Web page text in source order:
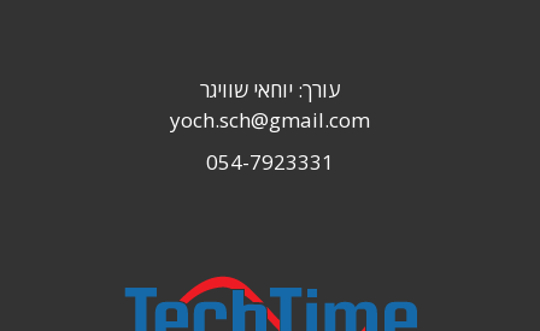
עורך: יוחאי שוויגר
yoch.sch@gmail.com
054-7923331